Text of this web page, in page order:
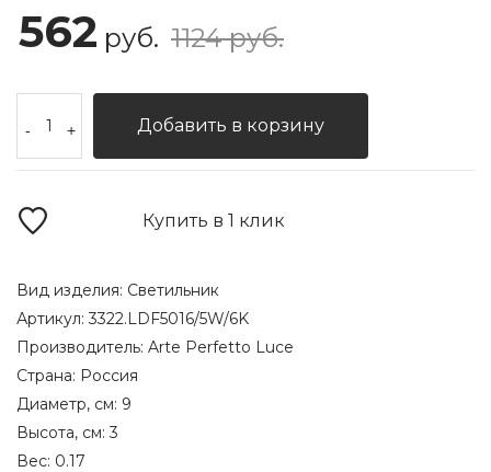
562 руб. 1124 руб.
- + Добавить в корзину
Купить в 1 клик
Вид изделия: Светильник
Артикул:3322.LDF5016/5W/6K
Производитель: Arte Perfetto Luce
Страна: Россия
Диаметр, см: 9
Высота, см:3
Вес: 0.17